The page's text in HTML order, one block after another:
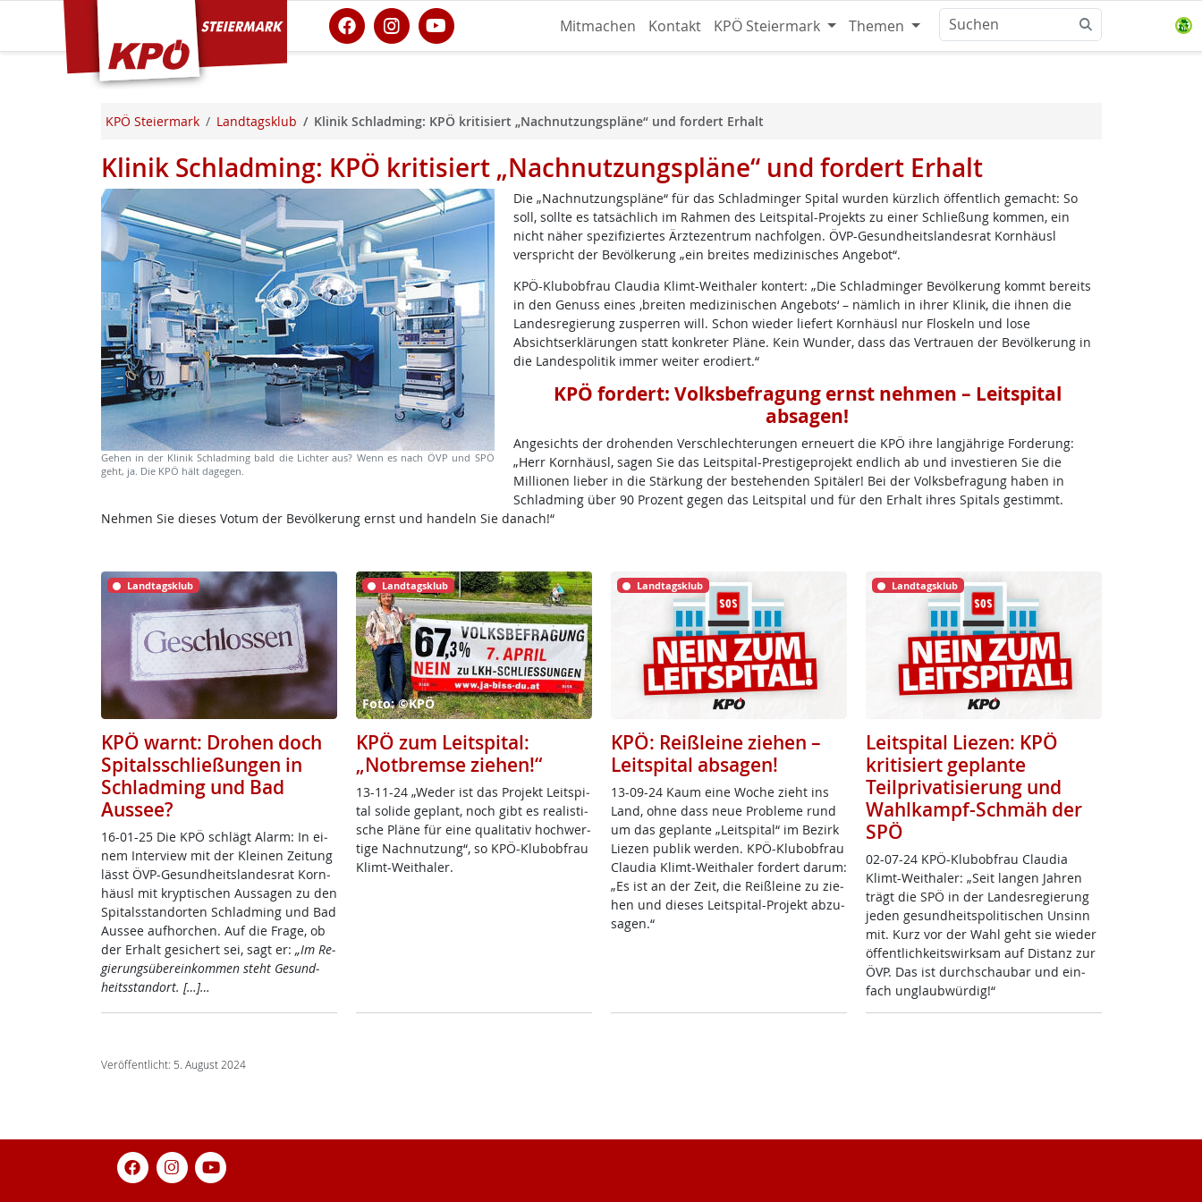
KPÖ Steiermark Mitmachen Kontakt KPÖ Steiermark Themen
KPÖ Steiermark Landtagsklub Klinik Schladming: KPÖ kritisiert „Nachnutzungspläne“ und fordert Erhalt
Klinik Schladming: KPÖ kritisiert „Nachnutzungspläne“ und fordert Erhalt
Gehen in der Klinik Schladming bald die Lichter aus? Wenn es nach ÖVP und SPÖ
geht, ja. Die KPÖ hält dagegen.
Die „Nachnutzungspläne“ für das Schladminger Spital wurden kürzlich öffentlich gemacht: So
soll, sollte es tatsächlich im Rahmen des Leitspital-Projekts zu einer Schließung kommen, ein
nicht näher spezifiziertes Ärztezentrum nachfolgen. ÖVP-Gesundheitslandesrat Kornhäusl
verspricht der Bevölkerung „ein breites medizinisches Angebot“.
KPÖ-Klubobfrau Claudia Klimt-Weithaler kontert: „Die Schladminger Bevölkerung kommt bereits
in den Genuss eines ‚breiten medizinischen Angebots‘ – nämlich in ihrer Klinik, die ihnen die
Landesregierung zusperren will. Schon wieder liefert Kornhäusl nur Floskeln und lose
Absichtserklärungen statt konkreter Pläne. Kein Wunder, dass das Vertrauen der Bevölkerung in
die Landespolitik immer weiter erodiert.“
KPÖ fordert: Volksbefragung ernst nehmen – Leitspital
absagen!
Angesichts der drohenden Verschlechterungen erneuert die KPÖ ihre langjährige Forderung:
„Herr Kornhäusl, sagen Sie das Leitspital-Prestigeprojekt endlich ab und investieren Sie die
Millionen lieber in die Stärkung der bestehenden Spitäler! Bei der Volksbefragung haben in
Schladming über 90 Prozent gegen das Leitspital und für den Erhalt ihres Spitals gestimmt.
Nehmen Sie dieses Votum der Bevölkerung ernst und handeln Sie danach!“
Landtagsklub
KPÖ warnt: Drohen doch
Spitalsschließungen in
Schladming und Bad
Aussee?
16-01-25 Die KPÖ schlägt Alarm: In ei­
nem In­ter­view mit der Klei­nen Zei­tung
lässt ÖVP-Ge­sund­heits­lan­des­rat Korn­
häusl mit kryp­ti­schen Aus­sa­gen zu den
Spi­tals­stand­or­ten Schlad­ming und Bad
Aus­see auf­hor­chen. Auf die Fra­ge, ob
der Er­halt ge­si­chert sei, sagt er: „Im Re­
gie­rungs­übe­r­ein­kom­men steht Ge­sund­
heits­stand­ort. […]…
Landtagsklub
Foto: ©KPÖ
KPÖ zum Leitspital:
„Notbremse ziehen!“
13-11-24 „We­der ist das Pro­jekt Leit­spi­
tal so­li­de ge­plant, noch gibt es rea­lis­ti­
sche Plä­ne für ei­ne qua­li­ta­tiv hoch­wer­
ti­ge Nach­nut­zung“, so KPÖ-Klu­b­ob­frau
Klimt-Weitha­ler.
Landtagsklub
KPÖ: Reißleine ziehen –
Leitspital absagen!
13-09-24 Kaum ei­ne Wo­che zieht ins
Land, oh­ne dass neue Pro­b­le­me rund
um das ge­plan­te „Leit­spi­tal“ im Be­zirk
Lie­zen pu­b­lik wer­den. KPÖ-Klu­b­ob­frau
Clau­dia Klimt-Weitha­ler for­dert dar­um:
„Es ist an der Zeit, die Reiß­l­ei­ne zu zie­
hen und die­ses Leit­spi­tal-Pro­jekt ab­zu­
sa­gen.“
Landtagsklub
Leitspital Liezen: KPÖ
kritisiert geplante
Teilprivatisierung und
Wahlkampf-Schmäh der
SPÖ
02-07-24 KPÖ-Klu­b­ob­frau Clau­dia
Klimt-Weitha­ler: „Seit lan­gen Jah­ren
trägt die SPÖ in der Lan­des­re­gie­rung
je­den ge­sund­heits­po­li­ti­schen Un­sinn
mit. Kurz vor der Wahl geht sie wie­der
öf­f­ent­lich­keits­wirk­sam auf Di­s­tanz zur
ÖVP. Das ist durch­schau­bar und ein­
fach un­glaub­wür­dig!“
Veröffentlicht: 5. August 2024